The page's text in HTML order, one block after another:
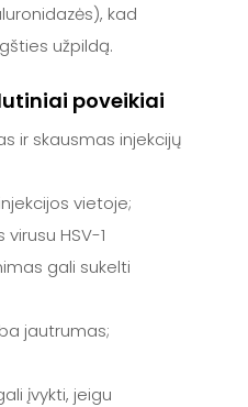
kad
užpildą.
poveikiai
ir skausmas injekcijų
vietoje;
HSV-1
gali sukelti
jautrumas;
įvykti, jeigu